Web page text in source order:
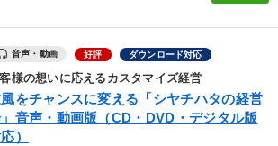
音声・動画 好評 ダウンロード対応
様の想いに応えるカスタマイズ経営
をチャンスに変える「シヤチハタの経営
音声・動画版（CD・DVD・デジタル版
）